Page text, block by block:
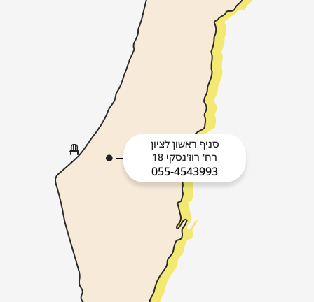
סניף ראשון לציון
רח' רוז'נסקי 18
055-4543993